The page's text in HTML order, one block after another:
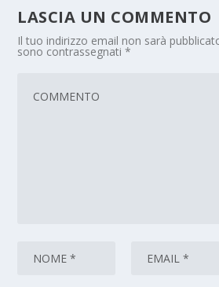
LASCIA UN COMMENTO
Il tuo indirizzo email non sarà
sono contrassegnati*